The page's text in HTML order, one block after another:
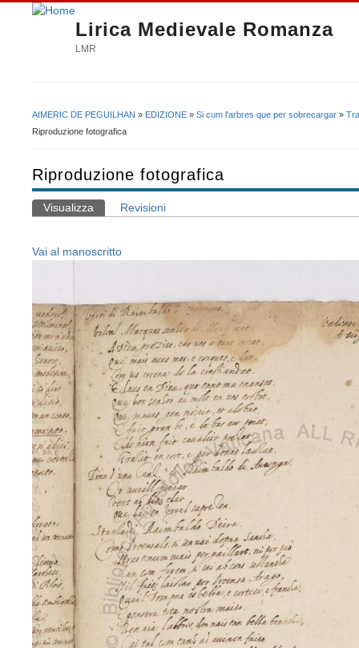
Lirica Medievale Romanza
LMR
Tu sei qui
AIMERIC DE PEGUILHAN » EDIZIONE » Si cum l'arbres que per sobrecargar »
Riproduzione fotografica
Riproduzione fotografica
Schede primarie
Visualizza (scheda attiva)
Revisioni
Vai al manoscritto